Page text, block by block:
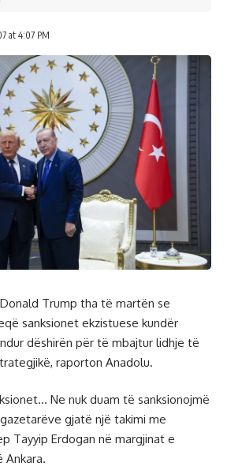
at 4:07 PM
Trump tha të martën se
sanksionet ekzistuese kundër
dëshirën për të mbajtur lidhje të
raporton Anadolu.
Ne nuk duam të sanksionojmë
gjatë një takimi me
Tayyip Erdogan në margjinat e
Ankara.